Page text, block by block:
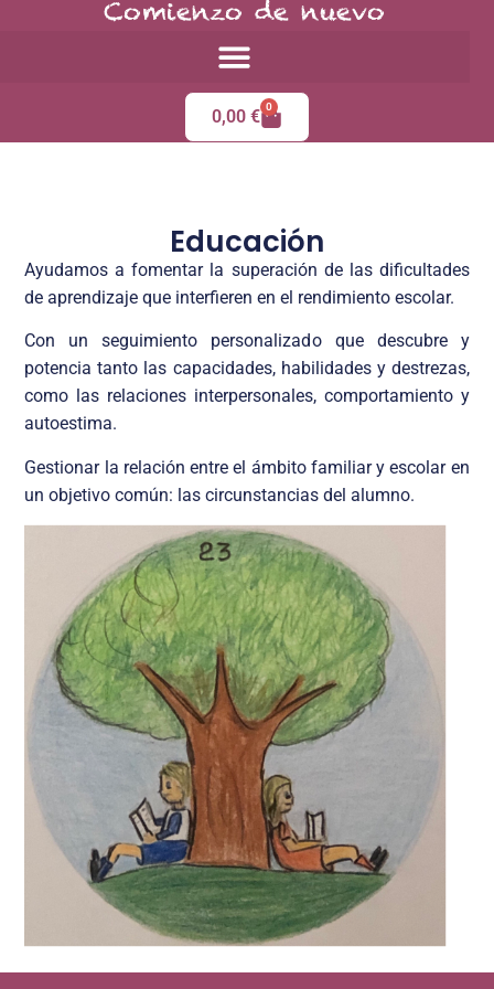
Comienzo de nuevo
0,00 € 0
Educación
Ayudamos a fomentar la superación de las dificultades
de aprendizaje que interfieren en el rendimiento escolar.
Con un seguimiento personalizado que descubre y
potencia tanto las capacidades, habilidades y destrezas,
como las relaciones interpersonales, comportamiento y
autoestima.
Gestionar la relación entre el ámbito familiar y escolar en
un objetivo común: las circunstancias del alumno.